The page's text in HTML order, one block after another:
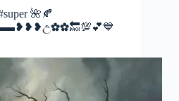
🌺🍂